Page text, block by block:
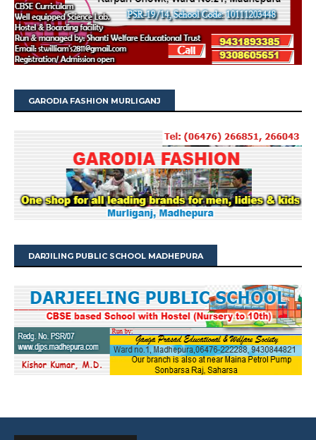
GARODIA FASHION MURLIGANJ
DARJILING PUBLIC SCHOOL MADHEPURA